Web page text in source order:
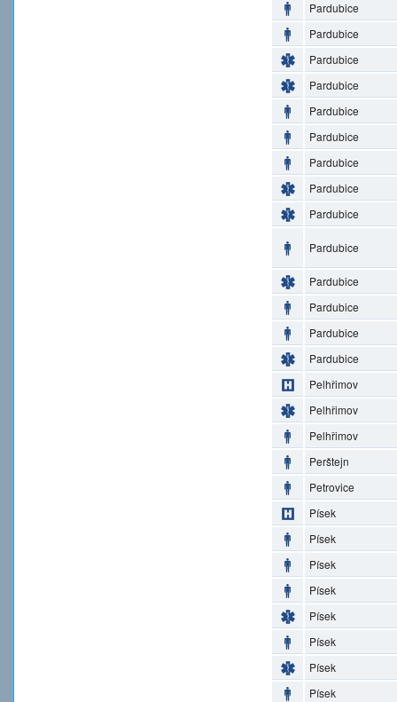
Pardubice
Pardubice
Pardubice
Pardubice
Pardubice
Pardubice
Pardubice
Pardubice
Pardubice
Pardubice
Pardubice
Pardubice
Pardubice
Pardubice
Pelhřimov
Pelhřimov
Pelhřimov
Perštejn
Petrovice
Písek
Písek
Písek
Písek
Písek
Písek
Písek
Písek